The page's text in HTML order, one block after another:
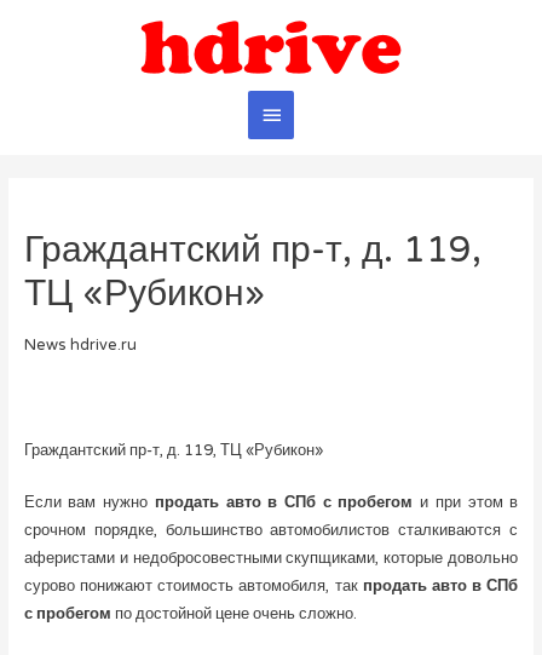
Главное
Граждантский пр-т, д. 119,
ТЦ «Рубикон»
News hdrive.ru
Граждантский пр-т, д. 119, ТЦ «Рубикон»
Если вам нужно продать авто в СПб с пробегом и при этом в
срочном порядке, большинство автомобилистов сталкиваются с
аферистами и недобросовестными скупщиками, которые довольно
сурово понижают стоимость автомобиля, так продать авто в СПб
с пробегом по достойной цене очень сложно.